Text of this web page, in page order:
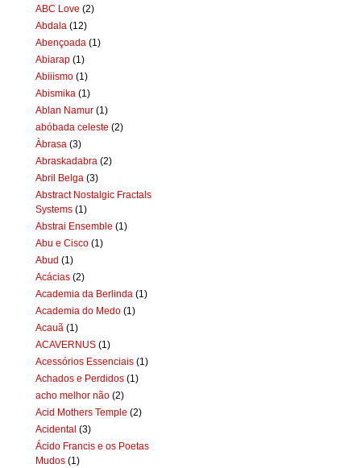
ABC Love (2)
Abdala (12)
Abençoada (1)
Abiarap (1)
Abiiismo (1)
Abismika (1)
Ablan Namur (1)
abóbada celeste (2)
Àbrasa (3)
Abraskadabra (2)
Abril Belga (3)
Abstract Nostalgic Fractals
Systems (1)
Abstrai Ensemble (1)
Abu e Cisco (1)
Abud (1)
Acácias (2)
Academia da Berlinda (1)
Academia do Medo (1)
Acauã (1)
ACAVERNUS (1)
Acessórios Essenciais (1)
Achados e Perdidos (1)
acho melhor não (2)
Acid Mothers Temple (2)
Acidental (3)
Ácido Francis e os Poetas
Mudos (1)